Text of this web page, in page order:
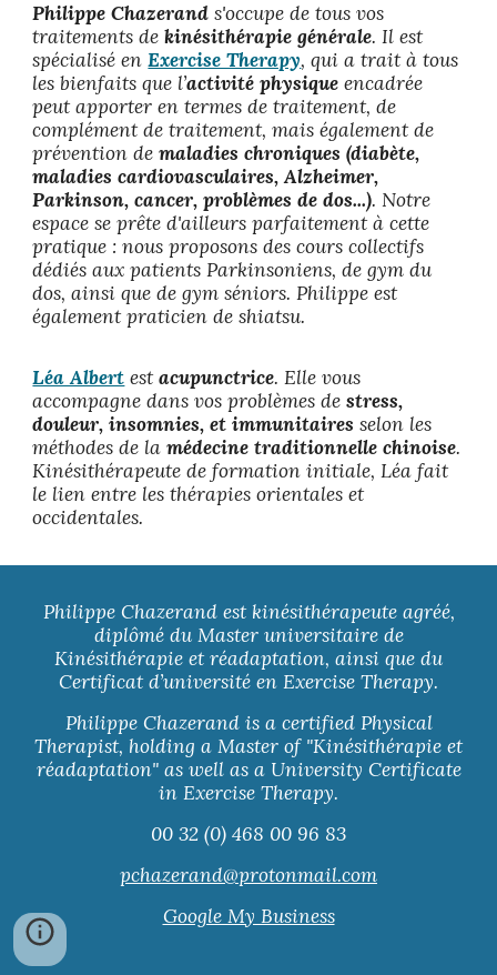
Philippe Chazerand s'occupe de tous vos
traitements dekinésithérapie générale. Il est
spécialisé enExercise Therapy, qui a trait à tous
les bienfaits que l’activité physique encadrée
peut apporter en termes de traitement, de
complément de traitement, mais également de
prévention demaladies chroniques (diabète,
maladies cardiovasculaires, Alzheimer,
Parkinson, cancer, problèmes de dos...). Notre
espace se prête d'ailleurs parfaitement à cette
pratique : nous proposons des cours collectifs
dédiés aux patients Parkinsoniens, de gym du
dos, ainsi que de gym séniors. Philippe est
également praticien de shiatsu.
Léa Albert estacupunctrice. Ellevous
accompagne dans vos problèmes destress,
douleur, insomnies, et immunitaires selon les
méthodes de lamédecine traditionnelle chinoise.
Kinésithérapeute de formation initiale, Léa fait
le lien entre les thérapies orientales et
occidentales.
Philippe Chazerand est kinésithérapeute agréé,
diplômé du Master universitaire de
Kinésithérapie et réadaptation, ainsi que du
Certificat d’université en Exercise Therapy.
Philippe Chazerand is a certified Physical
Therapist, holding a Master of "Kinésithérapie et
réadaptation" as well as a University Certificate
in Exercise Therapy.
00 32 (0) 468 00 96 83
pchazerand@protonmail.com
Google My Business